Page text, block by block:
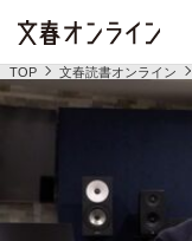
TOP 文春読書オンライン